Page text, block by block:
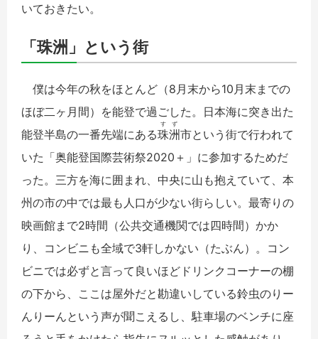
いておきたい。
「珠洲」という街
僕は今年の秋をほとんど（8月末から10月末までの
ほぼ二ヶ月間）を能登で過ごした。日本海に突き出た
能登半島の一番先端にある珠洲
すず
市という街で行われて
いた「奥能登国際芸術祭2020＋」に参加するためだ
った。三方を海に囲まれ、中央に山も抱えていて、本
州の市の中では最も人口が少ない街らしい。最寄りの
映画館まで2時間（公共交通機関では四時間）かか
り、コンビニも全域で3軒しかない（たぶん）。 コン
ビニでは必ずと言って良いほどドリンクコーナーの棚
の下から、ここは屋外だと勘違いしている鈴虫のりー
んりーんという声が聞こえるし、駐車場のベンチに座